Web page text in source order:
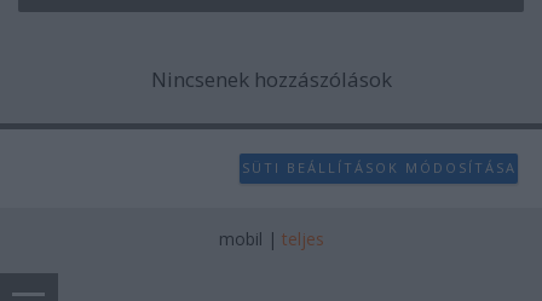
Nincsenek hozzászólások
SÜTI BEÁLLÍTÁSOK MÓDOSÍTÁSA
mobil | teljes